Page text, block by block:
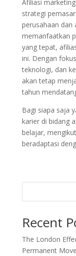
Afiliasi
strategi
perusahaan dan
memanfaatkan
yang tepat,
ini. Dengan
teknologi, dan
akan tetap
tahun
Bagi siapa saja
karier di bidang
belajar,
beradaptasi
Recent
The London
Permanent Move